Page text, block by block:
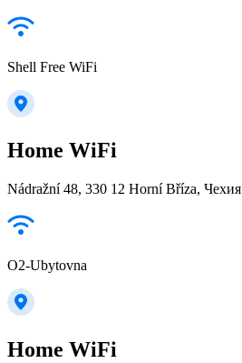
Shell Free WiFi
Home WiFi
Nádražní 48, 330 12 Horní Bříza, Чехия
O2-Ubytovna
Home WiFi